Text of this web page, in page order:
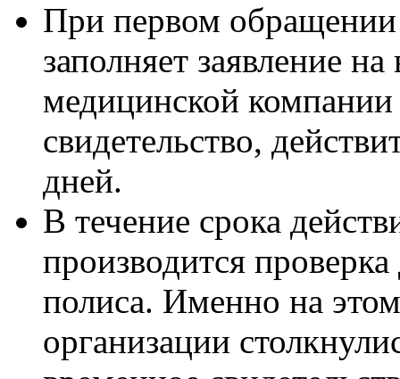
При первом
заполняет заявление
медицинской
свидетельство,
дней.
В течение срока
производится
полиса. Именно на
организации